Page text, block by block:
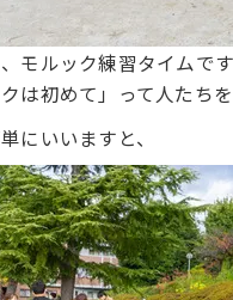
モルック練習タイムで
は初めて」って人たち
にいいますと、